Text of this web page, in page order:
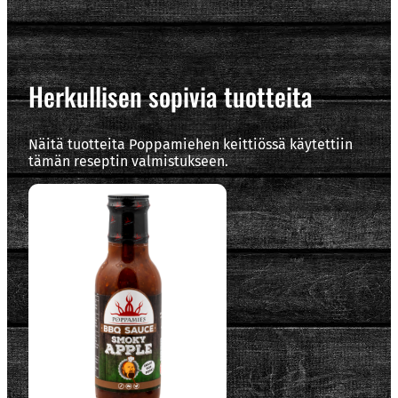
Herkullisen sopivia tuotteita
Näitä tuotteita Poppamiehen keittiössä käytettiin
tämän reseptin valmistukseen.